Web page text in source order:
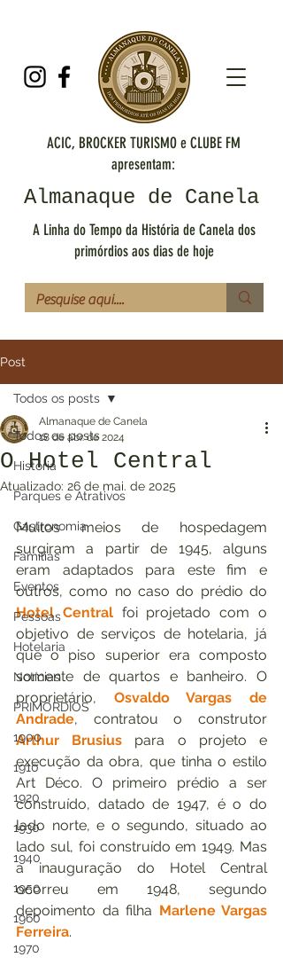
ACIC, BROCKER TURISMO e CLUBE FM
apresentam:
Almanaque de Canela
A Linha do Tempo da História de Canela dos
primórdios aos dias de hoje
Post
Todos os posts
História
Parques e Atrativos
Gastronomia
Famílias
Eventos
Pessoas
Hotelaria
Notícias
PRIMÓRDIOS
1900
1910
1920
1930
1940
1950
1960
1970
Todos os posts
O Hotel Central
Almanaque de Canela
18 de abr. de 2024
Atualizado: 26 de mai. de 2025
Muitos meios de hospedagem
surgiram a partir de 1945, alguns
eram adaptados para este fim e
Hotel Central foi projetado com o
objetivo de serviços de hotelaria, já
que o piso superior era composto
somente de quartos e banheiro. O
proprietário, Osvaldo Vargas de
Andrade
Arthur Brusius para o projeto e
execução da obra, que tinha o estilo
Art Déco. O primeiro prédio a ser
construído, datado de 1947, é o do
lado norte, e o segundo, situado ao
lado sul, foi construído em 1949. Mas
a inauguração do Hotel Central
ocorreu em 1948, segundo
depoimento da filha Marlene Vargas
Ferreira.